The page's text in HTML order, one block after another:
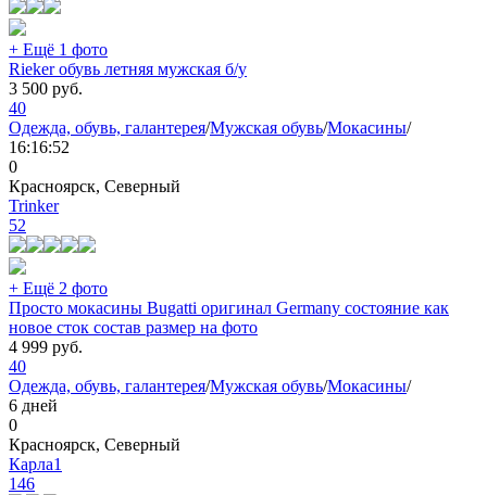
+ Ещё 1 фото
Rieker обувь летняя мужская б/у
3 500 руб.
40
Одежда, обувь, галантерея/Мужская обувь/Мокасины/
16:16:52
0
Красноярск, Северный
Trinker
52
+ Ещё 2 фото
Просто мокасины Bugatti оригинал Germany состояние как
новое сток состав размер на фото
4 999 руб.
40
Одежда, обувь, галантерея/Мужская обувь/Мокасины/
6 дней
0
Красноярск, Северный
Карла1
146